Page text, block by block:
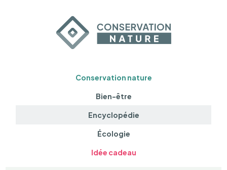
Conservation nature
Bien-être
Encyclopédie
Écologie
Idée cadeau